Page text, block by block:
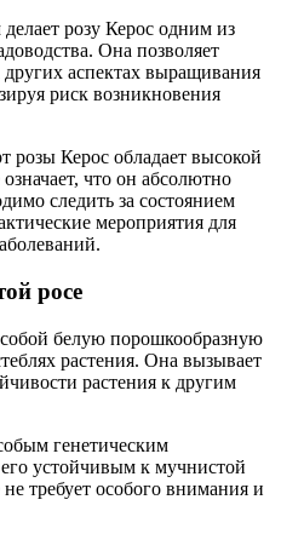
розу Керос одним из
Она позволяет
других аспектах выращивания
риск возникновения
розы Керос обладает высокой
что он абсолютно
следить за состоянием
мероприятия для
росе
белую порошкообразную
растения. Она вызывает
растения к другим
генетическим
устойчивым к мучнистой
требует особого внимания и